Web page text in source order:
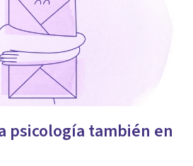
psicología también en